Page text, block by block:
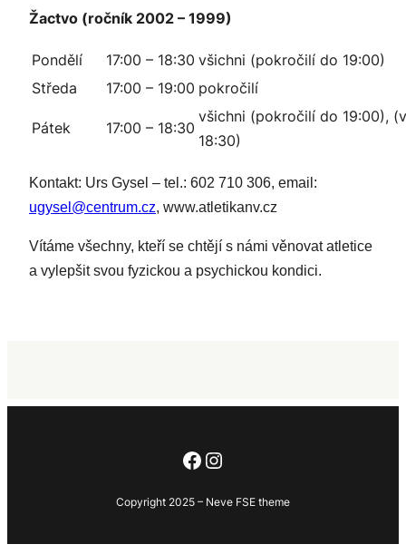
Žactvo (ročník 2002 – 1999)
Pondělí 17:00 – 18:30 všichni (pokročilí do 19:00)
Středa
17:00 – 19:00 pokročilí
Pátek 17:00 – 18:30
všichni (pokročilí do 19:00),
18:30)
Kontakt: Urs Gysel – tel.: 602 710 306, email:
ugysel@centrum.cz, www.atletikanv.cz
Vítáme všechny, kteří se chtějí s námi věnovat atletice
a vylepšit svou fyzickou a psychickou kondici.
Facebook
Instagram
Copyright 2025 – Neve FSE theme